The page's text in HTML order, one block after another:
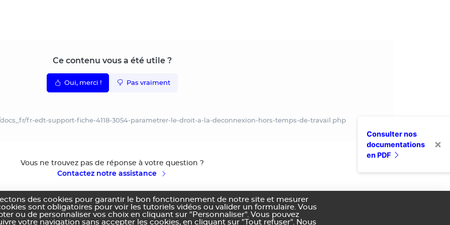
Ce contenu vous a été utile ?
Oui, merci ! Pas vraiment
fr-edt-support-fiche-4118-3054-parametrer-le-droit-a-la-deconnexion-hors-temps-de-travail.php
Vous ne trouvez pas de réponse à votre question ?
Contactez notre assistance
Consulter nos
documentations
en PDF
des cookies pour garantir le bon fonctionnement de notre site et mesurer
sont obligatoires pour voir les tutoriels vidéos ou valider un formulaire. Vous
ou de personnaliser vos choix en cliquant sur "Personnaliser". Vous pouvez
votre navigation sans accepter les cookies, en cliquant sur "Tout refuser". Nous